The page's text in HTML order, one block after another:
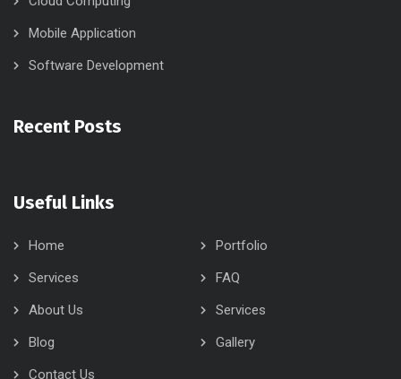
Mobile Application
Software Development
Recent Posts
Useful Links
Home
Portfolio
Services
FAQ
About Us
Services
Blog
Gallery
Contact Us